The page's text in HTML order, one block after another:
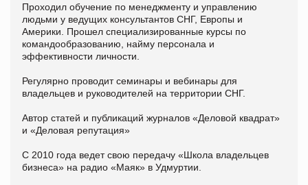
Проходил обучение по менеджменту и управлению
людьми у ведущих консультантов СНГ, Европы и
Америки. Прошел специализированные курсы по
командообразованию, найму персонала и
эффективности личности.
Регулярно проводит семинары и вебинары для
владельцев и руководителей на территории СНГ.
Автор статей и публикаций журналов «Деловой квадрат»
и «Деловая репутация»
С 2010 года ведет свою передачу «Школа владельцев
бизнеса» на радио «Маяк» в Удмуртии.